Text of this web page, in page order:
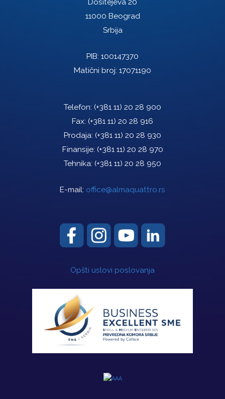
Dositejeva 20
11000 Beograd
Srbija
PIB: 100147370
Matični broj: 17071190
Telefon: (+381 11) 20 28 900
Fax: (+381 11) 20 28 916
Prodaja: (+381 11) 20 28 930
Finansije: (+381 11) 20 28 970
Tehnika: (+381 11) 20 28 950
E-mail: office@almaquattro.rs
Opšti uslovi poslovanja